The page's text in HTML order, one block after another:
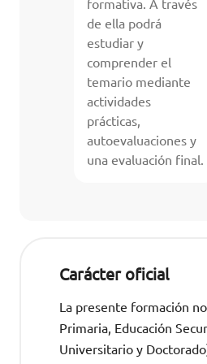
formativa. A través
de ella podrá
estudiar y
comprender el
temario mediante
actividades
prácticas,
autoevaluaciones y
una evaluación final.
Carácter oficial
La presente formación
Primaria, Educación
Universitario y